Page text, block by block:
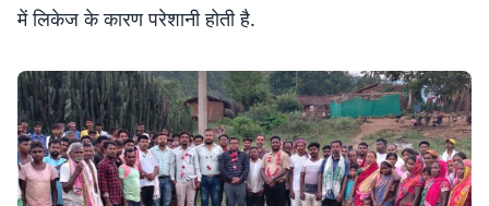
में लिकेज के कारण परेशानी होती है.